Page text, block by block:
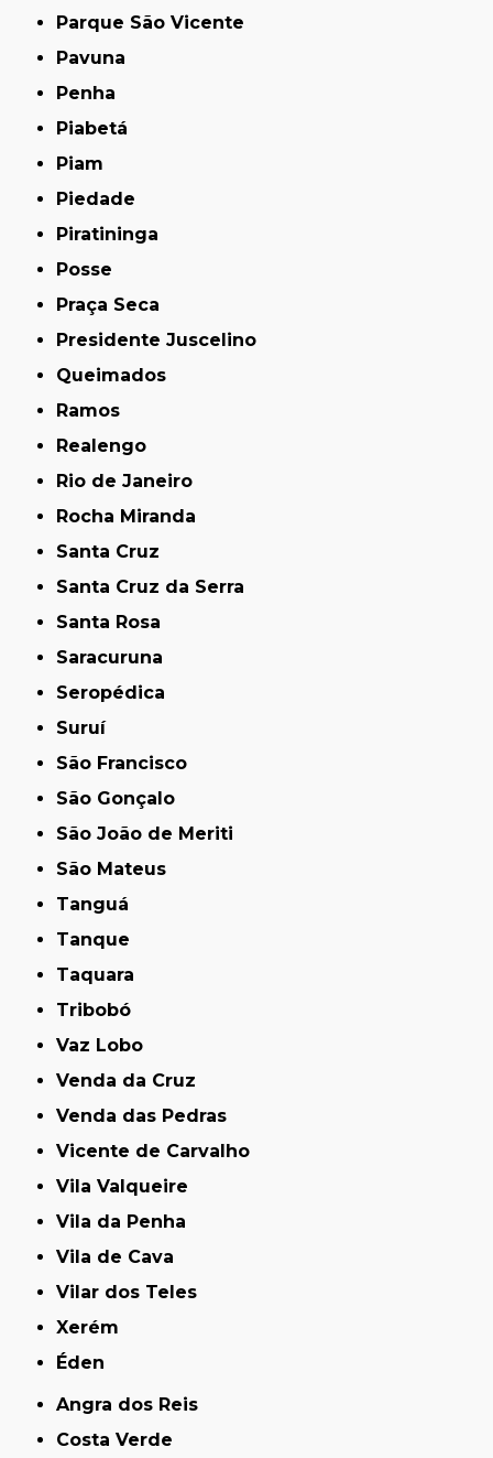
Parque São Vicente
Pavuna
Penha
Piabetá
Piam
Piedade
Piratininga
Posse
Praça Seca
Presidente Juscelino
Queimados
Ramos
Realengo
Rio de Janeiro
Rocha Miranda
Santa Cruz
Santa Cruz da Serra
Santa Rosa
Saracuruna
Seropédica
Suruí
São Francisco
São Gonçalo
São João de Meriti
São Mateus
Tanguá
Tanque
Taquara
Tribobó
Vaz Lobo
Venda da Cruz
Venda das Pedras
Vicente de Carvalho
Vila Valqueire
Vila da Penha
Vila de Cava
Vilar dos Teles
Xerém
Éden
Angra dos Reis
Costa Verde